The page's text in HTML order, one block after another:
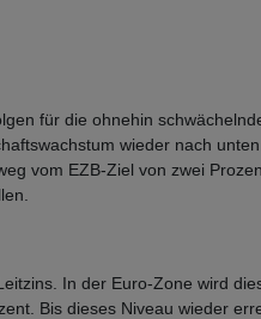
für die ohnehin
wieder nach
vom EZB-Ziel von zwei
In der Euro-Zone wird
Bis dieses Niveau wieder